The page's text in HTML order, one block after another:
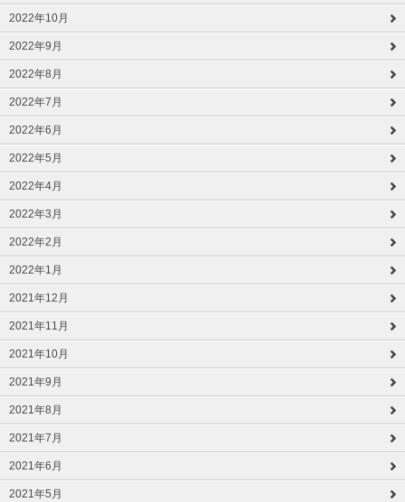
2022年10月
2022年9月
2022年8月
2022年7月
2022年6月
2022年5月
2022年4月
2022年3月
2022年2月
2022年1月
2021年12月
2021年11月
2021年10月
2021年9月
2021年8月
2021年7月
2021年6月
2021年5月